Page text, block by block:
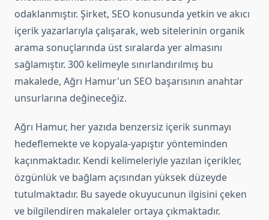
odaklanmıştır. Şirket, SEO konusunda yetkin ve akıcı
içerik yazarlarıyla çalışarak, web sitelerinin organik
arama sonuçlarında üst sıralarda yer almasını
sağlamıştır. 300 kelimeyle sınırlandırılmış bu
makalede, Ağrı Hamur'un SEO başarısının anahtar
unsurlarına değineceğiz.
Ağrı Hamur, her yazıda benzersiz içerik sunmayı
hedeflemekte ve kopyala-yapıştır yönteminden
kaçınmaktadır. Kendi kelimeleriyle yazılan içerikler,
özgünlük ve bağlam açısından yüksek düzeyde
tutulmaktadır. Bu sayede okuyucunun ilgisini çeken
ve bilgilendiren makaleler ortaya çıkmaktadır.